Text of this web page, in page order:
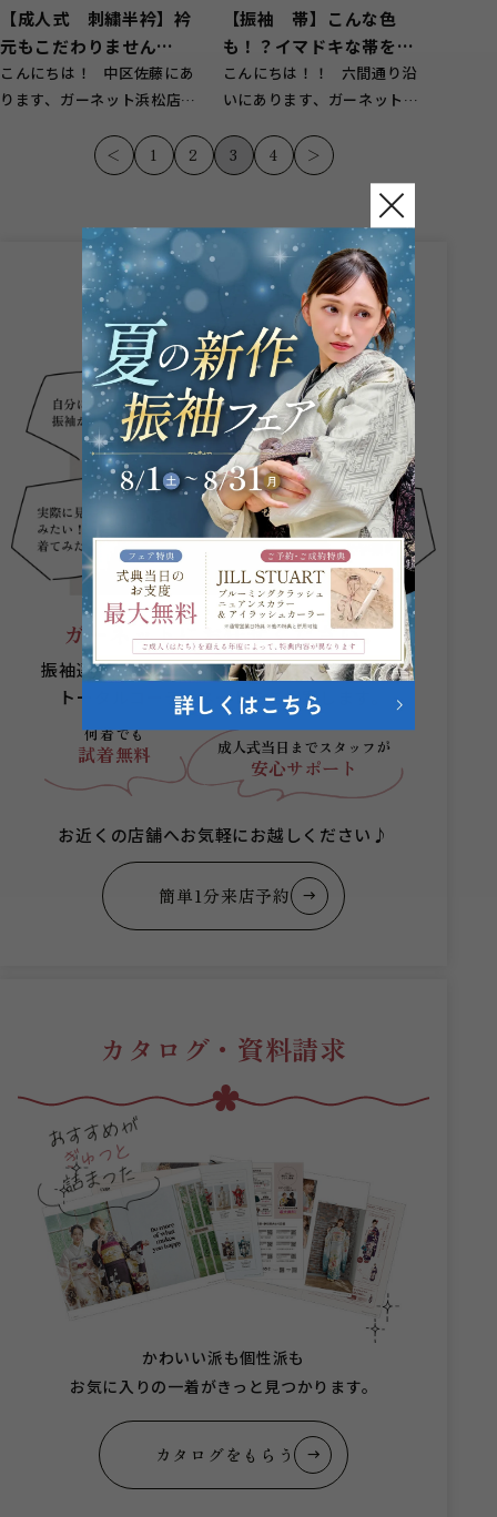
【成人式 刺繍半衿】衿
元もこだわりません
か？！ 刺繍半衿のご紹
介☆
こんにちは！ 中区佐藤にあ
ります、ガーネット浜松店で
【振袖 帯】こんな色
も！？イマドキな帯をご
紹介☆
こんにちは！！ 六間通り沿
いにあります、ガーネット浜
が...
＜ 1 2 3 4 ＞
こんなお悩み
ありませんか？
ガーネットにお任せください。
振袖選びからヘアメイクまでプロのスタッフが
トータルコーディネートをご提案します。
何着でも
試着無料 成人式当日まで スタッフが
安心サポート
お近くの店舗へお気軽にお越しください♪
簡単1分来店予約
カタログ・資料請求
かわいい派も個性派も
お気に入りの一着がきっと見つかります。
カタログをもらう